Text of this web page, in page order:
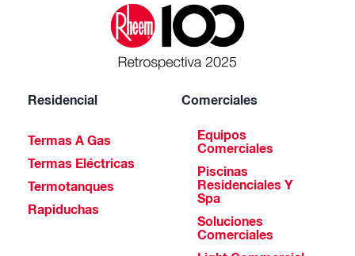
Residencial
Termas A Gas
Termas Eléctricas
Termotanques
Rapiduchas
Comerciales
Equipos
Comerciales
Piscinas
Residenciales Y
Spa
Soluciones
Comerciales